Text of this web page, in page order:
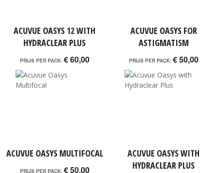
ACUVUE OASYS 12 WITH
HYDRACLEAR PLUS
PRIJS PER PACK: € 60,00
ACUVUE OASYS FOR
ASTIGMATISM
PRIJS PER PACK: € 50,00
ACUVUE OASYS MULTIFOCAL
PRIJS PER PACK: € 50,00
ACUVUE OASYS WITH
HYDRACLEAR PLUS